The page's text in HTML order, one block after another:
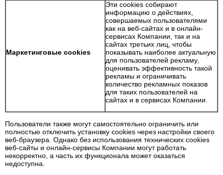
Маркетинговые cookies
Эти cookies собирают
информацию о действиях,
совершаемых пользователями
как на веб-сайтах и в онлайн-
сервисах Компании, так и на
сайтах третьих лиц, чтобы
показывать наиболее актуальную
для пользователей рекламу,
оценивать эффективность такой
рекламы и ограничивать
количество рекламных показов
для таких пользователей на
сайтах и в сервисах Компании.
Пользователи также могут самостоятельно ограничить или
полностью отключить установку cookies через настройки своего
веб-браузера. Однако без использования технических cookies
веб-сайты и онлайн-сервисы Компании могут работать
некорректно, а часть их функционала может оказаться
недоступна.